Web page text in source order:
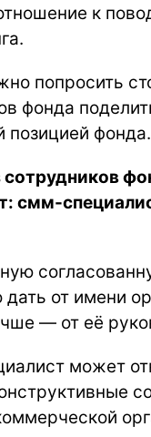
к
попросить
фонда
позицией фонда.
сотрудников
смм-
от имени
— от её
может